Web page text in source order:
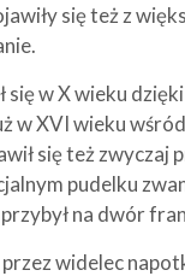
się też z
się w X wieku
w XVI wieku
się też zwyczaj
pudelku
na dwór
widelec